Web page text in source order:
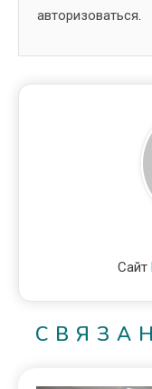
авторизоваться.
Сайт